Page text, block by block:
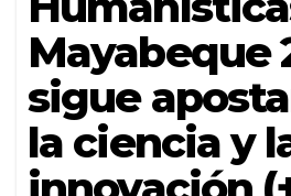
Mayabeque
sigue
la ciencia y